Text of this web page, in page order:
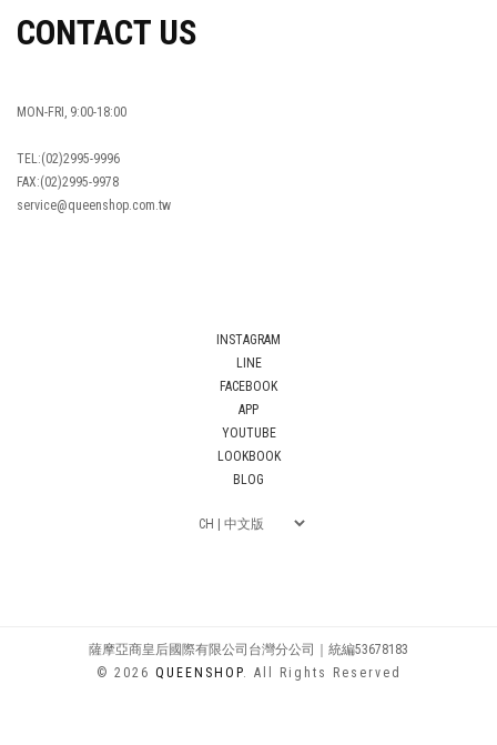
CONTACT US
MON-FRI, 9:00-18:00
TEL:(02)2995-9996
FAX:(02)2995-9978
service@queenshop.com.tw
INSTAGRAM
LINE
FACEBOOK
APP
YOUTUBE
LOOKBOOK
BLOG
薩摩亞商皇后國際有限公司台灣分公司｜統編53678183
© 2026 QUEENSHOP. All Rights Reserved